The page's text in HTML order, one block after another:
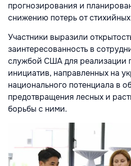
прогнозирования и
снижению потерь от
Участники выразили
заинтересованность в
службой США для реализации
инициатив, направленных на
национального потенциала в
предотвращения лесных и
борьбы с ними.